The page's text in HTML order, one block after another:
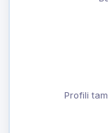
Profili